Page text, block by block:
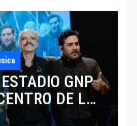
GNP
DE LA